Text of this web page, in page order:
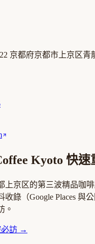
京都府京都市上京区青
Kyoto 快速
上京区的第三波精品咖
收錄（Google Places 與
。
訪 →